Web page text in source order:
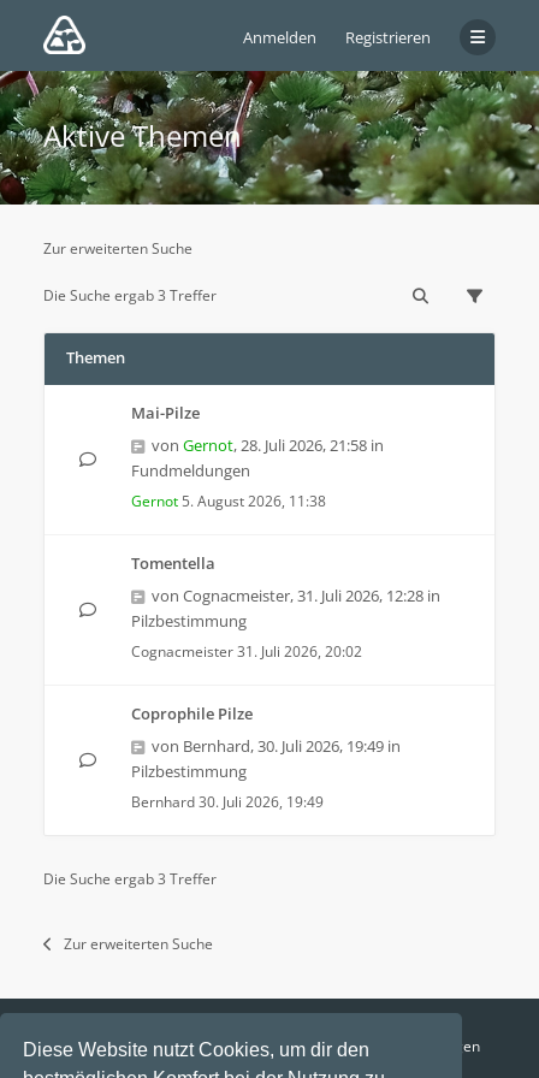
Diese Website nutzt Cookies, um dir den
Anmelden Registrieren
Aktive Themen
Zur erweiterten Suche
Die Suche ergab 3 Treffer
Themen
Mai-Pilze
von Gernot,28. Juli 2026, 21:58 in
Fundmeldungen
Gernot 5. August 2026, 11:38
Tomentella
von Cognacmeister,31. Juli 2026, 12:28 in
Pilzbestimmung
Cognacmeister31. Juli 2026, 20:02
Coprophile Pilze
von Bernhard,30. Juli 2026, 19:49 in
Pilzbestimmung
Bernhard30. Juli 2026, 19:49
Die Suche ergab 3 Treffer
Zur erweiterten Suche
Funga Austria FAQ Datenschutz
Nutzungsbedingungen